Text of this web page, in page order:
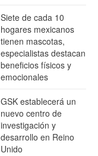
Siete de cada 10
hogares mexicanos
tienen mascotas,
especialistas destacan
beneficios físicos y
emocionales
GSK establecerá un
nuevo centro de
investigación y
desarrollo en Reino
Unido